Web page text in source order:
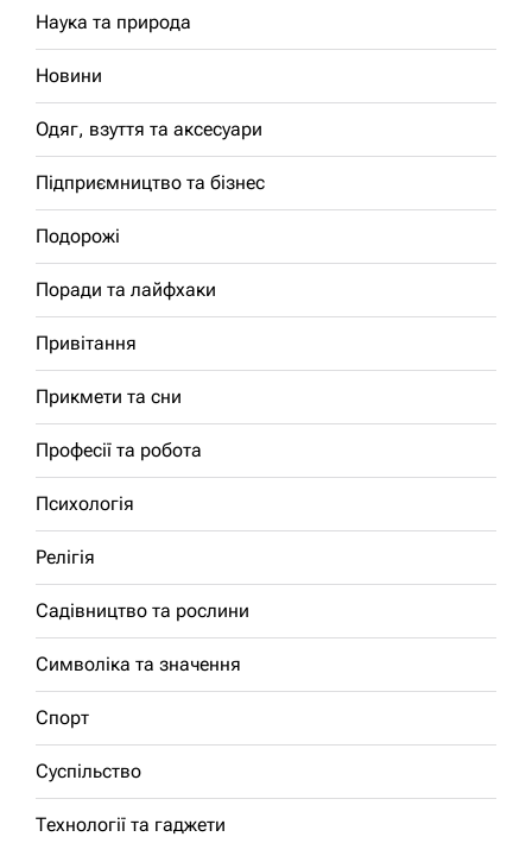
Наука та природа
Новини
Одяг, взуття та аксесуари
Підприємництво та бізнес
Подорожі
Поради та лайфхаки
Привітання
Прикмети та сни
Професії та робота
Психологія
Релігія
Садівництво та рослини
Символіка та значення
Спорт
Суспільство
Технології та гаджети